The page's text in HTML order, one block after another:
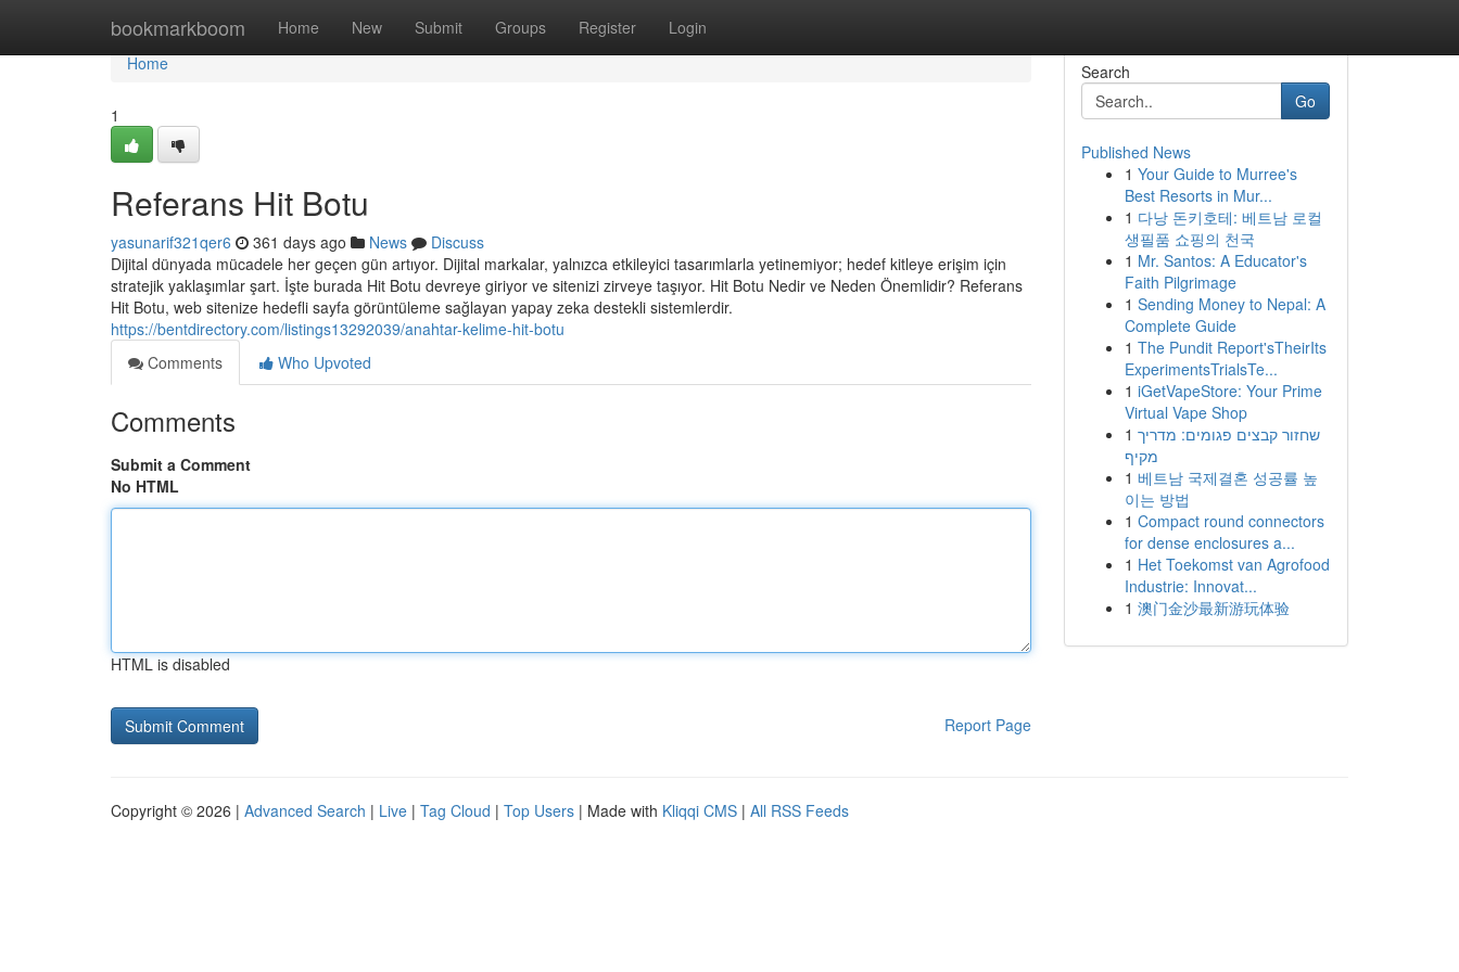
bookmarkboom Home New Submit Groups Register Login
Home
Home
1
Referans Hit Botu
yasunarif321qer6 361 days ago News
Discuss
Dijital dünyada mücadele her geçen gün artıyor. Dijital markalar, yalnızca etkileyici tasarımlarla yetinemiyor; hedef kitleye erişim için
stratejik yaklaşımlar şart. İşte burada Hit Botu devreye giriyor ve sitenizi zirveye taşıyor. Hit Botu Nedir ve Neden Önemlidir? Referans
Hit Botu, web sitenize hedefli sayfa görüntüleme sağlayan yapay zeka destekli sistemlerdir.
https://bentdirectory.com/listings13292039/anahtar-kelime-hit-botu
Comments
Who Upvoted
Comments
Submit a Comment
No HTML
HTML is disabled
Report Page
Search
Go
Published News
1 Your Guide to Murree's
Best Resorts in Mur...
1 다낭 돈키호테: 베트남 로컬
생필품 쇼핑의 천국
1 Mr. Santos: A Educator's
Faith Pilgrimage
1 Sending Money to Nepal: A
Complete Guide
1 The Pundit Report'sTheirIts
ExperimentsTrialsTe...
1 iGetVapeStore: Your Prime
Virtual Vape Shop
1 שחזור קבצים פגומים: מדריך
מקיף
1 베트남 국제결혼 성공률 높
이는 방법
1 Compact round connectors
for dense enclosures a...
1 Het Toekomst van Agrofood
Industrie: Innovat...
1 澳门金沙最新游玩体验
Copyright © 2026 | Advanced Search | Live | Tag Cloud | Top Users | Made with Kliqqi CMS | All RSS Feeds